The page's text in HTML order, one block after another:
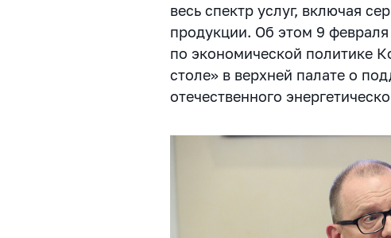
весь спектр услуг, включая
продукции. Об этом 9
по экономической политике
столе» в верхней палате о
отечественного